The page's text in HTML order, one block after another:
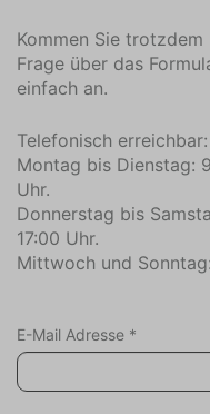
Kommen Sie
Frage über das
einfach an.
Telefonisch erreichbar:
Montag bis Dienstag:
Uhr.
Donnerstag bis
17:00 Uhr.
Mittwoch und
E-Mail Adresse *